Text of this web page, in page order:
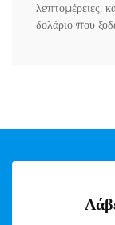
λεπτομέρειες,
δολάριο που